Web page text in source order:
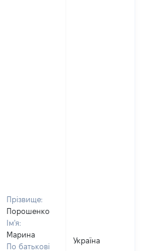
Прізвище:
Порошенко
Ім'я:
Марина
По батькові
Україна